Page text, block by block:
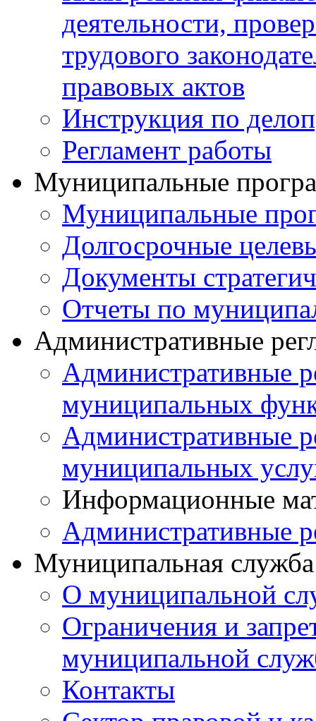
деятельности,
трудового
правовых актов
Инструкция по
Регламент работы
Муниципальные
Муниципальные
Долгосрочные
Документы
Отчеты по
Административные
Административные
муниципальных
Административные
муниципальных
Информационные
Административные
Муниципальная служба
О муниципальной
Ограничения и
муниципальной
Контакты